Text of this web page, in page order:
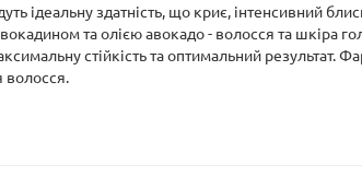
ідеальну здатність, що криє, інтенсивний
та олією авокадо - волосся та шкіра
стійкість та оптимальний результат.
волосся.